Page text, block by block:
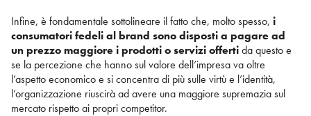
Infine, è fondamentale sottolineare il fatto che, molto spesso, i
consumatori fedeli al brand sono disposti a pagare ad
un prezzo maggiore i prodotti o servizi offertida questo e
se la percezione che hanno sul valore dell’impresa va oltre
l’aspetto economico e si concentra di più sulle virtù e l’identità,
l’organizzazione riuscirà ad avere una maggiore supremazia sul
mercato rispetto ai propri competitor.